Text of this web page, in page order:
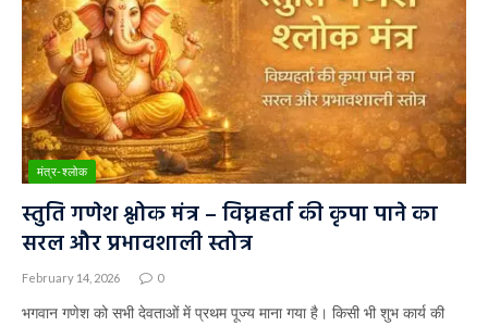
मंत्र-श्लोक
स्तुति गणेश श्लोक मंत्र – विघ्नहर्ता की कृपा पाने का
सरल और प्रभावशाली स्तोत्र
February 14, 2026 0
भगवान गणेश को सभी देवताओं में प्रथम पूज्य माना गया है। किसी भी शुभ कार्य की